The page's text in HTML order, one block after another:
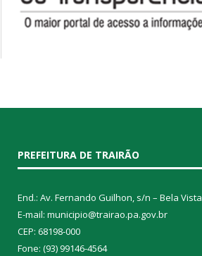
PREFEITURA DE TRAIRÃO
End.: Av. Fernando Guilhon, s/n – Bela Vista
E-mail: municipio@trairao.pa.gov.br
CEP: 68198-000
Fone: (93) 99146-4564